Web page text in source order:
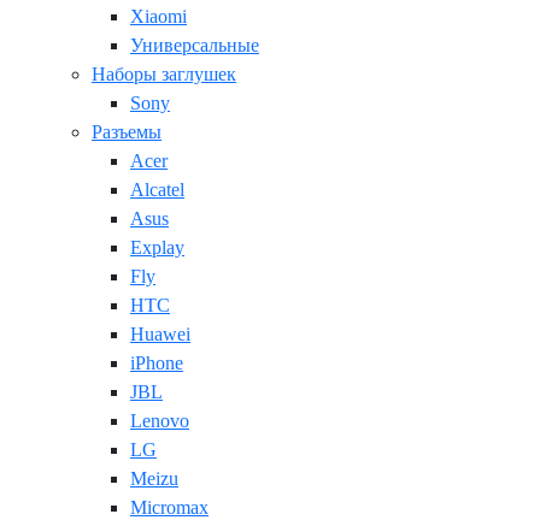
Xiaomi
Универсальные
Наборы заглушек
Sony
Разъемы
Acer
Alcatel
Asus
Explay
Fly
HTC
Huawei
iPhone
JBL
Lenovo
LG
Meizu
Micromax